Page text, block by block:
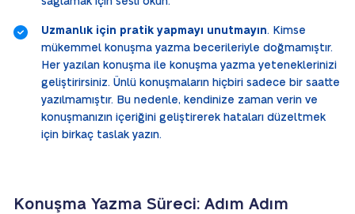
Uzmanlık için pratik yapmayı unutmayın. Kimse
mükemmel konuşma yazma becerileriyle doğmamıştır.
Her yazılan konuşma ile konuşma yazma yeteneklerinizi
geliştirirsiniz. Ünlü konuşmaların hiçbiri sadece bir saatte
yazılmamıştır. Bu nedenle, kendinize zaman verin ve
konuşmanızın içeriğini geliştirerek hataları düzeltmek
için birkaç taslak yazın.
Konuşma Yazma Süreci: Adım Adım